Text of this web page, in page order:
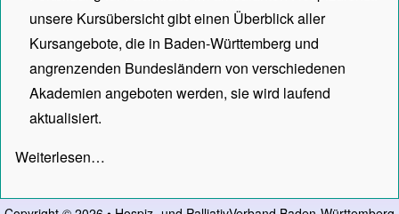
unsere Kursübersichtgibt einen Überblick aller
Kursangebote, die in Baden-Württemberg und
angrenzenden Bundesländern von verschiedenen
Akademien angeboten werden, sie wird laufend
aktualisiert.
Weiterlesen…